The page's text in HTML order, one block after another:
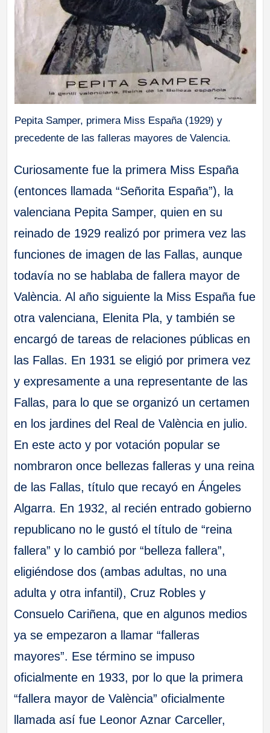
Pepita Samper, primera Miss España (1929) y
precedente de las falleras mayores de Valencia.
Curiosamente fue la primera Miss España
(entonces llamada “Señorita España”), la
valenciana Pepita Samper, quien en su
reinado de 1929 realizó por primera vez las
funciones de imagen de las Fallas, aunque
todavía no se hablaba de fallera mayor de
València. Al año siguiente la Miss España fue
otra valenciana, Elenita Pla, y también se
encargó de tareas de relaciones públicas en
las Fallas. En 1931 se eligió por primera vez
y expresamente a una representante de las
Fallas, para lo que se organizó un certamen
en los jardines del Real de València en julio.
En este acto y por votación popular se
nombraron once bellezas falleras y una reina
de las Fallas, título que recayó en Ángeles
Algarra. En 1932, al recién entrado gobierno
republicano no le gustó el título de “reina
fallera” y lo cambió por “belleza fallera”,
eligiéndose dos (ambas adultas, no una
adulta y otra infantil), Cruz Robles y
Consuelo Cariñena, que en algunos medios
ya se empezaron a llamar “falleras
mayores”. Ese término se impuso
oficialmente en 1933, por lo que la primera
“fallera mayor de València” oficialmente
llamada así fue Leonor Aznar Carceller,